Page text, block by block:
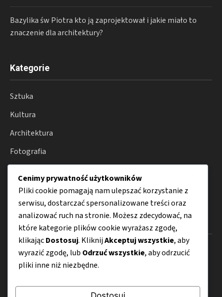
Bazylika św Piotra kto ją zaprojektował i jakie miało to
znaczenie dla architektury?
Kategorie
Sztuka
Kultura
Architektura
Fotografia
Porady
O nas
Kontakt
Mapa strony
Cenimy prywatność użytkowników
Pliki cookie pomagają nam ulepszać korzystanie z
serwisu, dostarczać spersonalizowane treści oraz
analizować ruch na stronie. Możesz zdecydować, na
które kategorie plików cookie wyrażasz zgodę,
klikającDostosuj. KliknijAkceptuj wszystkie, aby
wyrazić zgodę, lub Odrzuć wszystkie, aby odrzucić
pliki inne niż niezbędne.